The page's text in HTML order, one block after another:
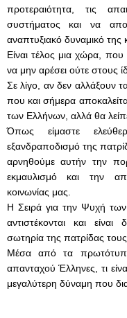
προτεραιότητα, τις
συστήματος και να
αναπτυξιακό δυναμικό της
Είναι τέλος μια χώρα, που
να μην αρέσει ούτε στους
Σε λίγο, αν δεν αλλάξουν
που και σήμερα
των Ελλήνων, αλλά θα
Όπως είμαστε
εξανδραποδισμό της
αρνηθούμε αυτήν την
εκμαυλισμό και την
κοινωνίας μας.
Η Σειρά για την Ψυχή
αντιστέκονται και
σωτηρία της πατρίδας τους.
Μέσα από τα πρωτότυπα
απανταχού Έλληνες, τι
μεγαλύτερη δύναμη που